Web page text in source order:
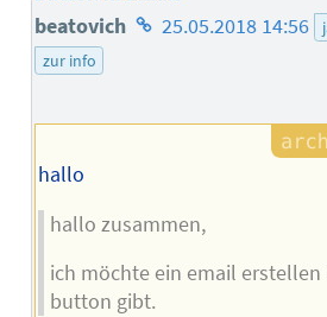
beatovich Homepage
25.05.2018 14:56
zur info
hallo
hallo zusammen,
ich möchte ein email erstellen
button gibt.